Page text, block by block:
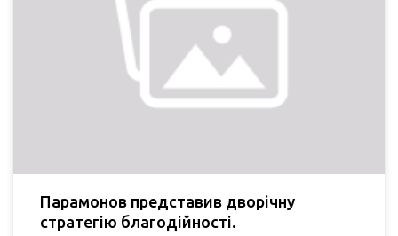
Парамонов представив дворічну
стратегію благодійності.